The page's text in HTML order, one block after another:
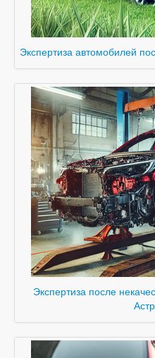
Экспертиза автомобилей
Экспертиза после